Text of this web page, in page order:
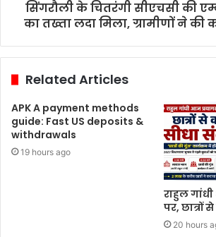
सिंगरौली के चितरंगी सीएचसी की
का तख्ता लदा मिला, ग्रामीणों ने की
Related Articles
APK A payment methods
guide: Fast US deposits &
withdrawals
19 hours ago
राहुल
पर, छात्रों
20 hours